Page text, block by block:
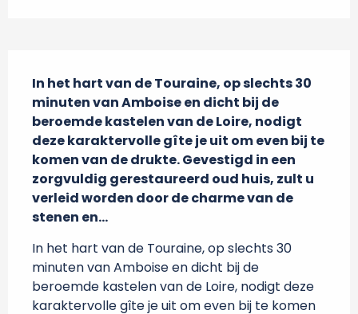
In het hart van de Touraine, op slechts 30
minuten van Amboise en dicht bij de
beroemde kastelen van de Loire, nodigt
deze karaktervolle gîte je uit om even bij te
komen van de drukte. Gevestigd in een
zorgvuldig gerestaureerd oud huis, zult u
verleid worden door de charme van de
stenen en...
In het hart van de Touraine, op slechts 30
minuten van Amboise en dicht bij de
beroemde kastelen van de Loire, nodigt deze
karaktervolle gîte je uit om even bij te komen